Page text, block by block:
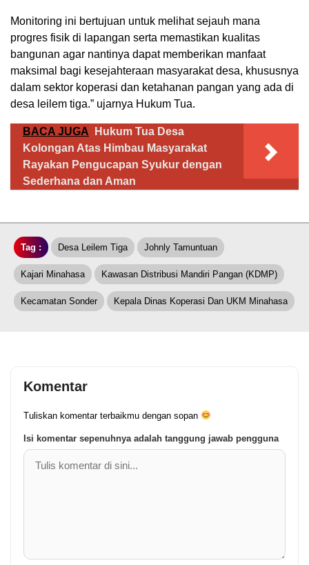
​Monitoring ini bertujuan untuk melihat sejauh mana
progres fisik di lapangan serta memastikan kualitas
bangunan agar nantinya dapat memberikan manfaat
maksimal bagi kesejahteraan masyarakat desa, khususnya
dalam sektor koperasi dan ketahanan pangan yang ada di
desa leilem tiga.” ujarnya Hukum Tua.
BACA JUGA
Hukum Tua Desa
Kolongan Atas Himbau Masyarakat
Rayakan Pengucapan Syukur dengan
Sederhana dan Aman
Tag : Desa Leilem Tiga Johnly Tamuntuan
Kajari Minahasa Kawasan Distribusi Mandiri Pangan (KDMP)
Kecamatan Sonder Kepala Dinas Koperasi Dan UKM Minahasa
Komentar
Tuliskan komentar terbaikmu dengan sopan
Isi komentar sepenuhnya adalah tanggung jawab pengguna